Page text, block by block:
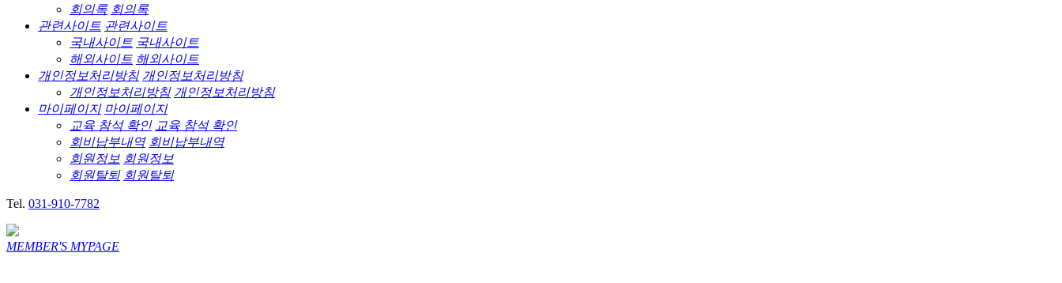
회의록 회의록
관련사이트 관련사이트
국내사이트 국내사이트
해외사이트 해외사이트
개인정보처리방침 개인정보처리방침
개인정보처리방침 개인정보처리방침
마이페이지 마이페이지
교육 참석 확인 교육 참석 확인
회비납부내역 회비납부내역
회원정보 회원정보
회원탈퇴 회원탈퇴
Tel. 031-910-7782
MEMBER'S MYPAGE